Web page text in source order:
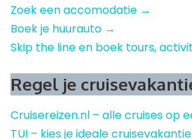
Zoek een accomodatie →
Boek je huurauto →
Skip the line en boek tours,
Regel je
Cruisereizen.nl – alle cruises op
TUI – kies je ideale